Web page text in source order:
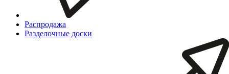
Распродажа
Разделочные доски